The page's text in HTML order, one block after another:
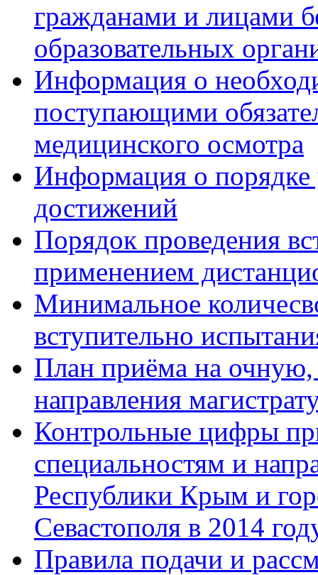
гражданами и лицами
образовательных
Информация о
поступающими
медицинского осмотра
Информация о порядке
достижений
Порядок проведения
применением
Минимальное
вступительно
План приёма на
направления
Контрольные цифры
специальностям и
Республики Крым и
Севастополя в 2014
Правила подачи и